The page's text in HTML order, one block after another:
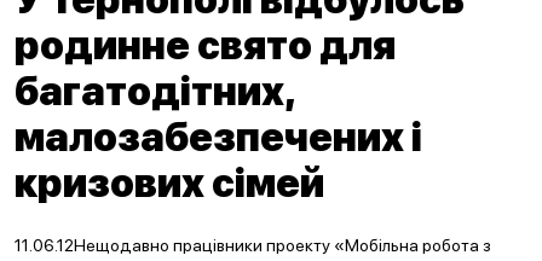
родинне свято для
багатодітних,
малозабезпечених і
кризових сімей
11.06.12Нещодавно працівники проекту «Мобільна робота з